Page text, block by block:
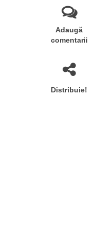
Adaugă
comentarii
Distribuie!